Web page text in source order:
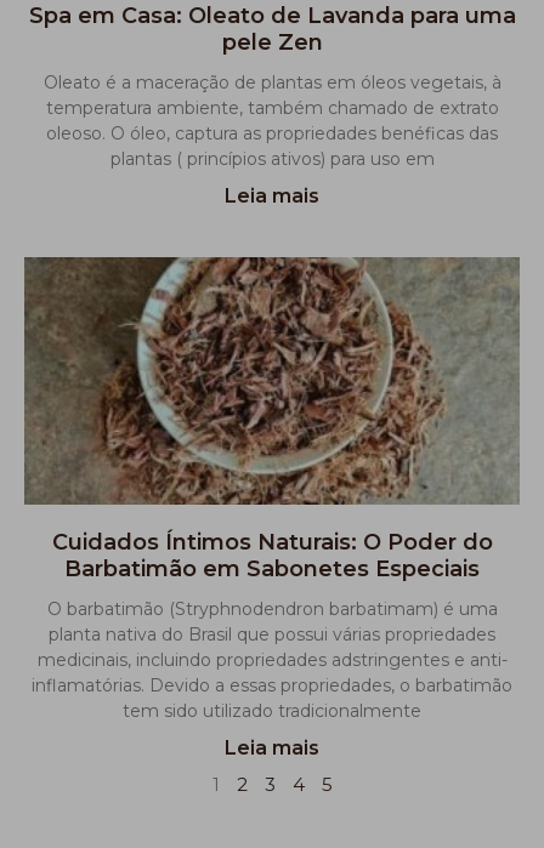
Spa em Casa: Oleato de Lavanda para uma
pele Zen
Oleato é a maceração de plantas em óleos vegetais, à
temperatura ambiente, também chamado de extrato
oleoso. O óleo, captura as propriedades benéficas das
plantas ( princípios ativos) para uso em
Leia mais
Cuidados Íntimos Naturais: O Poder do
Barbatimão em Sabonetes Especiais
O barbatimão (Stryphnodendron barbatimam) é uma
planta nativa do Brasil que possui várias propriedades
medicinais, incluindo propriedades adstringentes e anti-
inflamatórias. Devido a essas propriedades, o barbatimão
tem sido utilizado tradicionalmente
Leia mais
1
2 3 4 5